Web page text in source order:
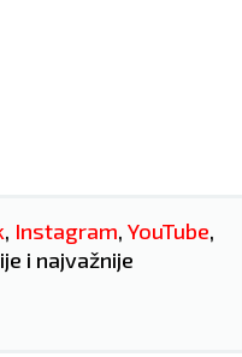
, Instagram, YouTube,
i najvažnije